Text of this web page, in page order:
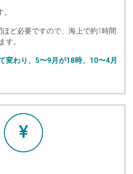
ど必要ですので、海上で約1時間
す。
変わり、5〜9月が18時、10〜4月